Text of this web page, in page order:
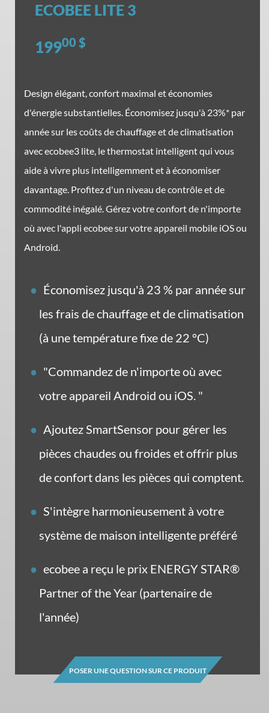
ECOBEE LITE 3
19900 $
Design élégant, confort maximal et économies
d'énergie substantielles. Économisez jusqu'à 23%* par
année sur les coûts de chauffage et de climatisation
avec ecobee3 lite, le thermostat intelligent qui vous
aide à vivre plus intelligemment et à économiser
davantage. Profitez d'un niveau de contrôle et de
commodité inégalé. Gérez votre confort de n'importe
où avec l'appli ecobee sur votre appareil mobile iOS ou
Android.
Économisez jusqu'à 23 % par année sur
les frais de chauffage et de climatisation
(à une température fixe de 22 °C)
"Commandez de n'importe où avec
votre appareil Android ou iOS. "
Ajoutez SmartSensor pour gérer les
pièces chaudes ou froides et offrir plus
de confort dans les pièces qui comptent.
S'intègre harmonieusement à votre
système de maison intelligente préféré
ecobee a reçu le prix ENERGY STAR®
Partner of the Year (partenaire de
l'année)
POSER UNE QUESTION SUR CE PRODUIT